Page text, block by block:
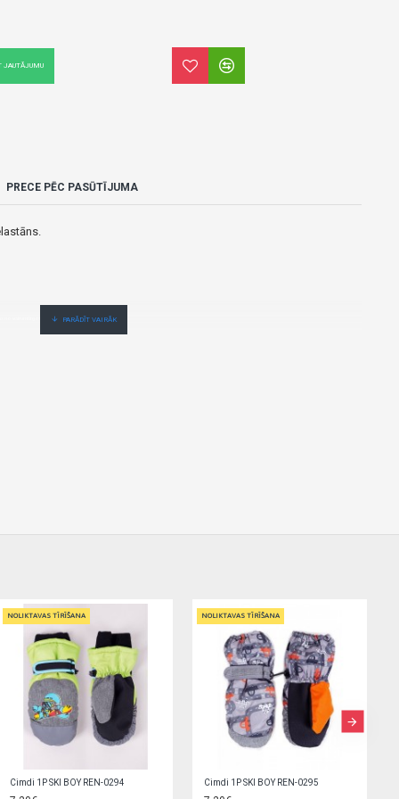
JAUTĀJUMU
PRECE PĒC PASŪTĪJUMA
NOLIKTAVAS TĪRĪŠANA
Cimdi 1P SKI GIRL (14) REN-0223
NOLIKTAVAS TĪRĪŠANA
Cimdi 1P SKI GIRL (14) REN-0315